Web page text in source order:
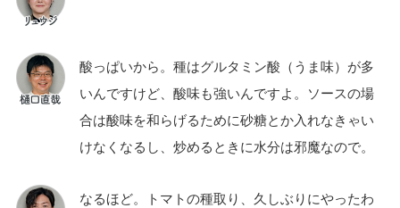
酸っぱいから。種はグルタミン酸（うま味）が多
いんですけど、酸味も強いんですよ。ソースの場
合は酸味を和らげるために砂糖とか入れなきゃい
けなくなるし、炒めるときに水分は邪魔なので。
なるほど。トマトの種取り、久しぶりにやったわ